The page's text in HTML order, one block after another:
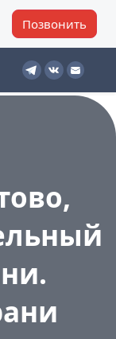
Позвонить